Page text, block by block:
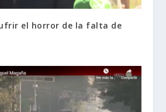
el horror de la falta de